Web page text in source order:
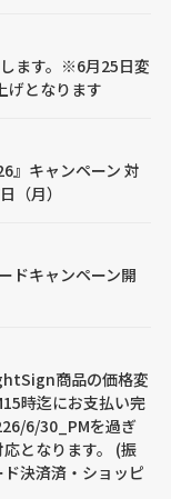
ます。※6月25日変
げとなります
』キャンペーン 対
（月）
ドキャンペーン開
商品の価格変
時迄にお支払い完
6/30_PMを過ぎ
となります。 (振
決済済・ショッピ